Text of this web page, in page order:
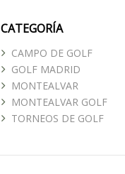
CATEGORÍA
CAMPO DE GOLF
GOLF MADRID
MONTEALVAR
MONTEALVAR GOLF
TORNEOS DE GOLF